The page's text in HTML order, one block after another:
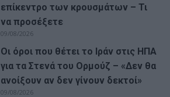
επίκεντρο των κρουσμάτων – Τι
να προσέξετε
09/08/2026
Οι όροι που θέτει το Ιράν στις ΗΠΑ
για τα Στενά του Ορμούζ – «Δεν θα
ανοίξουν αν δεν γίνουν δεκτοί»
09/08/2026